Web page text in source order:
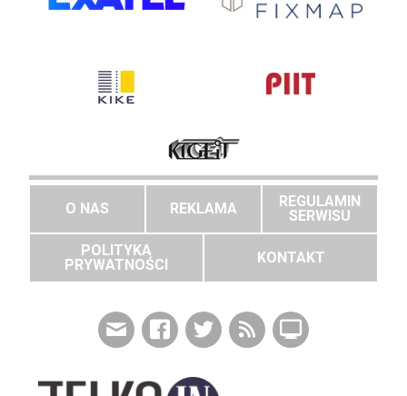
O NAS REKLAMA
REGULAMIN
SERWISU
POLITYKA
PRYWATNOŚCI
KONTAKT